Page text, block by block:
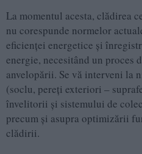
La momentul acesta, clădirea
nu corespunde normelor
eficienței energetice și
energie, necesitând un proces
anvelopării. Se vă interveni la
(soclu, pereți exteriori –
învelitorii și sistemului de
precum și asupra optimizării
clădirii.